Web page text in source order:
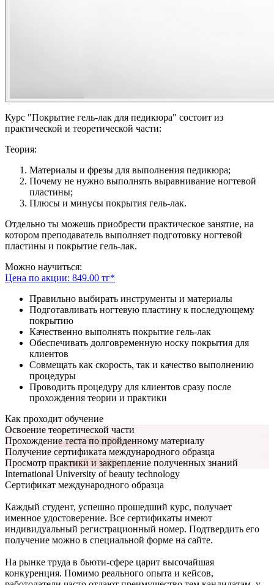
Курс "Покрытие гель-лак для педикюра" состоит из
практической и теоретической части:
Теория:
Материалы и фрезы для выполнения педикюра;
Почему не нужно выполнять выравнивание ногтевой
пластины;
Плюсы и минусы покрытия гель-лак.
Отдельно ты можешь приобрести практическое занятие, на
котором преподаватель выполняет подготовку ногтевой
пластины и покрытие гель-лак.
Можно научиться:
Цена по акции: 849.00 тг*
Правильно выбирать инструменты и материалы
Подготавливать ногтевую пластину к последующему
покрытию
Качественно выполнять покрытие гель-лак
Обеспечивать долговременную носку покрытия для
клиентов
Совмещать как скорость, так и качество выполнению
процедуры
Проводить процедуру для клиентов сразу после
прохождения теории и практики
Как проходит обучение
Освоение теоретической части
Прохождение теста по пройденному материалу
Получение сертификата международного образца
Просмотр практики и закрепление полученных знаний
International University of beauty technology
Сертификат международного образца
Каждый студент, успешно прошедший курс, получает
именное удостоверение. Все сертификаты имеют
индивидуальный регистрационный номер. Подтвердить его
получение можно в специальной форме на сайте.
На рынке труда в бьюти-сфере царит высочайшая
конкуренция. Помимо реального опыта и кейсов,